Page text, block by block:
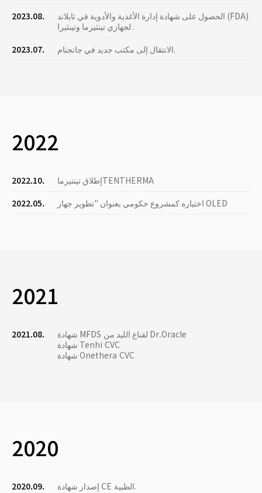
2023.08.
الحصول على شهادة إدارة الأغذية والأدوية في تايلاند (FDA)
لجهازي تينثيرما وتينثيرا .
2023.07.
الانتقال إلى مكتب جديد في جانجنام.
2022
2022.10.
إطلاق تينتيرماTENTHERMA
2022.05.
اختياره كمشروع حكومي بعنوان "تطوير جهاز OLED
2021
2021.08.
شهادة MFDS لقناع الليد من Dr.Oracle
شهادة Tenhi CVC
شهادة Onethera CVC
2020
2020.09.
إصدار شهادة CE الطبية.